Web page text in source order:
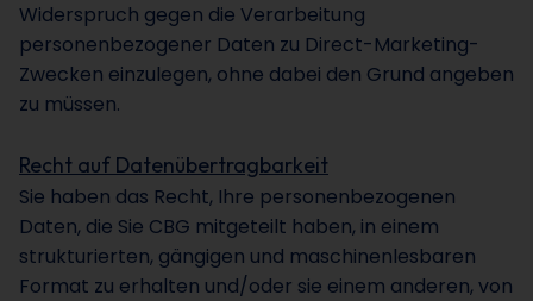
Widerspruch gegen die Verarbeitung
personenbezogener Daten zu Direct-Marketing-
Zwecken einzulegen, ohne dabei den Grund angeben
zu müssen.
Recht auf Datenübertragbarkeit
Sie haben das Recht, Ihre personenbezogenen
Daten, die Sie CBG mitgeteilt haben, in einem
strukturierten, gängigen und maschinenlesbaren
Format zu erhalten und/oder sie einem anderen, von